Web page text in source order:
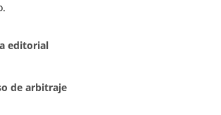
editorial
de arbitraje